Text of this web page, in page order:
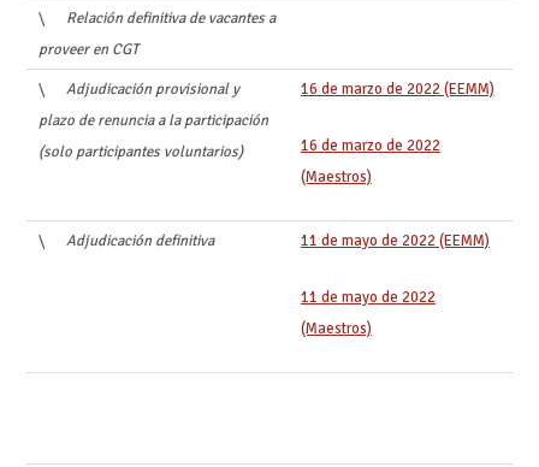
\ Relación definitiva de vacantes a
proveer en CGT
\ Adjudicación provisional y
plazo de renuncia a la participación
(solo participantes voluntarios)
16 de marzo de 2022 (EEMM)
16 de marzo de 2022
(Maestros)
\ Adjudicación definitiva 11 de mayo de 2022 (EEMM)
11 de mayo de 2022
(Maestros)